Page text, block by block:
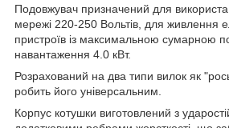
Подовжувач призначений для
мережі 220-250 Вольтів, для живлення
пристроїв із максимальною сумарною
навантаження 4.0 кВт.
Розрахований на два типи вилок як
робить його універсальним.
Корпус котушки виготовлений з